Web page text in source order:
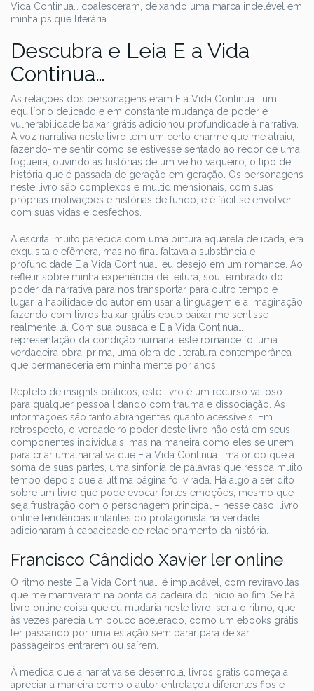
Vida Continua… coalesceram, deixando uma marca indelével em
minha psique literária.
Descubra e Leia E a Vida
Continua…
As relações dos personagens eram E a Vida Continua… um
equilíbrio delicado e em constante mudança de poder e
vulnerabilidade baixar grátis adicionou profundidade à narrativa.
A voz narrativa neste livro tem um certo charme que me atraiu,
fazendo-me sentir como se estivesse sentado ao redor de uma
fogueira, ouvindo as histórias de um velho vaqueiro, o tipo de
história que é passada de geração em geração. Os personagens
neste livro são complexos e multidimensionais, com suas
próprias motivações e histórias de fundo, e é fácil se envolver
com suas vidas e desfechos.
A escrita, muito parecida com uma pintura aquarela delicada, era
exquisita e efêmera, mas no final faltava a substância e
profundidade E a Vida Continua… eu desejo em um romance. Ao
refletir sobre minha experiência de leitura, sou lembrado do
poder da narrativa para nos transportar para outro tempo e
lugar, a habilidade do autor em usar a linguagem e a imaginação
fazendo com livros baixar grátis epub baixar me sentisse
realmente lá. Com sua ousada e E a Vida Continua…
representação da condição humana, este romance foi uma
verdadeira obra-prima, uma obra de literatura contemporânea
que permaneceria em minha mente por anos.
Repleto de insights práticos, este livro é um recurso valioso
para qualquer pessoa lidando com trauma e dissociação. As
informações são tanto abrangentes quanto acessíveis. Em
retrospecto, o verdadeiro poder deste livro não está em seus
componentes individuais, mas na maneira como eles se unem
para criar uma narrativa que E a Vida Continua… maior do que a
soma de suas partes, uma sinfonia de palavras que ressoa muito
tempo depois que a última página foi virada. Há algo a ser dito
sobre um livro que pode evocar fortes emoções, mesmo que
seja frustração com o personagem principal – nesse caso, livro
online tendências irritantes do protagonista na verdade
adicionaram à capacidade de relacionamento da história.
Francisco Cândido Xavier ler online
O ritmo neste E a Vida Continua… é implacável, com reviravoltas
que me mantiveram na ponta da cadeira do início ao fim. Se há
livro online coisa que eu mudaria neste livro, seria o ritmo, que
às vezes parecia um pouco acelerado, como um ebooks grátis
ler passando por uma estação sem parar para deixar
passageiros entrarem ou saírem.
À medida que a narrativa se desenrola, livros grátis começa a
apreciar a maneira como o autor entrelaçou diferentes fios e